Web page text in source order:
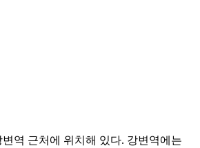
변역 근처에 위치해 있다. 강변역에는